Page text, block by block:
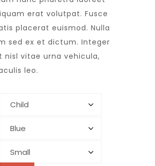
erat volutpat. Fusce
placerat euismod. Nulla
sed ex et dictum. Integer
nisl vitae urna vehicula,
leo.